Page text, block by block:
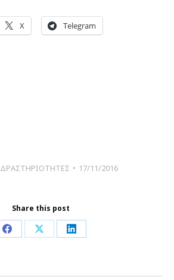
X Telegram
ΔΡΑΣΤΗΡΙΟΤΗΤΕΣ 17/11/2016
Share this post
Share
Facebook
Share
X
Share
LinkedIn